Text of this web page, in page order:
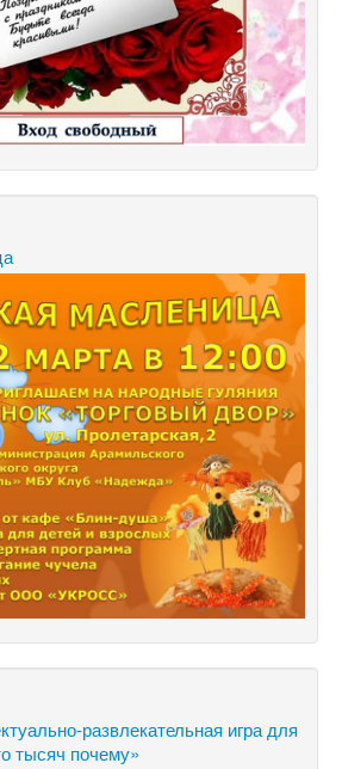
развлекательная игра для
тысяч почему»